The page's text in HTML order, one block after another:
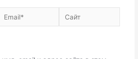
Email* Сайт